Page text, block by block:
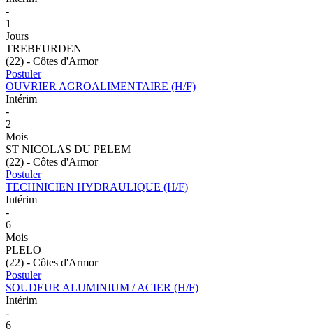
-
1
Jours
TREBEURDEN
(22) - Côtes d'Armor
Postuler
OUVRIER AGROALIMENTAIRE (H/F)
Intérim
-
2
Mois
ST NICOLAS DU PELEM
(22) - Côtes d'Armor
Postuler
TECHNICIEN HYDRAULIQUE (H/F)
Intérim
-
6
Mois
PLELO
(22) - Côtes d'Armor
Postuler
SOUDEUR ALUMINIUM / ACIER (H/F)
Intérim
-
6